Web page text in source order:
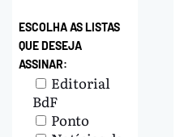
ESCOLHA AS LISTAS
QUE DESEJA
ASSINAR:
Editorial
BdF
Ponto